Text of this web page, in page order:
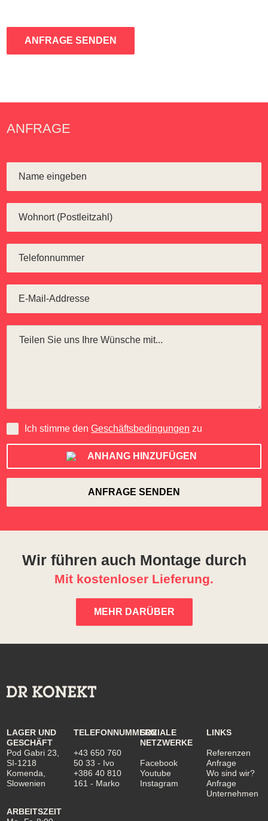
ANFRAGE SENDEN
ANFRAGE
Ich stimme denGeschäftsbedingungen zu
ANHANG HINZUFÜGEN
Wir führen auch Montage durch
Mit kostenloser Lieferung.
MEHR DARÜBER
LAGER UND
GESCHÄFT
Pod Gabri 23,
SI-1218
Komenda,
Slowenien
ARBEITSZEIT
TELEFONNUMMERN
+43 650 760
50 33 - Ivo
+386 40 810
161 - Marko
SOZIALE
NETZWERKE
Facebook
Youtube
Instagram
LINKS
Referenzen
Anfrage
Wo sind wir?
Anfrage
Unternehmen